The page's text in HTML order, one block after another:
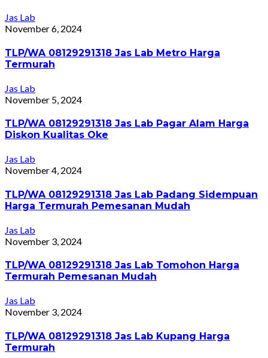
Jas Lab
November 6, 2024
TLP/WA 08129291318 Jas Lab Metro Harga
Termurah
Jas Lab
November 5, 2024
TLP/WA 08129291318 Jas Lab Pagar Alam Harga
Diskon Kualitas Oke
Jas Lab
November 4, 2024
TLP/WA 08129291318 Jas Lab Padang Sidempuan
Harga Termurah Pemesanan Mudah
Jas Lab
November 3, 2024
TLP/WA 08129291318 Jas Lab Tomohon Harga
Termurah Pemesanan Mudah
Jas Lab
November 3, 2024
TLP/WA 08129291318 Jas Lab Kupang Harga
Termurah